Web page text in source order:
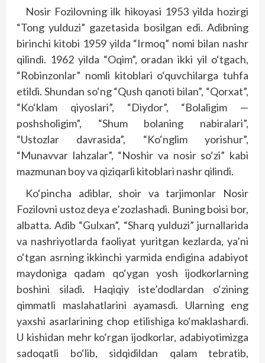
Nosir Fozilovning ilk hikoyasi 1953 yilda hozirgi
“Tong yulduzi” gazetasida bosilgan edi. Adibning
birinchi kitobi 1959 yilda “Irmoq” nomi bilan nashr
qilindi. 1962 yilda “Oqim”, oradan ikki yil o‘tgach,
“Robinzonlar” nomli kitoblari o‘quvchilarga tuhfa
etildi. Shundan so‘ng “Qush qanoti bilan”, “Qorxat”,
“Ko‘klam qiyoslari”, “Diydor”, “Bolaligim —
poshsholigim”, “Shum bolaning nabiralari”,
“Ustozlar davrasida”, “Ko‘nglim yorishur”,
“Munavvar lahzalar”, “Noshir va nosir so‘zi” kabi
mazmunan boy va qiziqarli kitoblari nashr qilindi.
Ko‘pincha adiblar, shoir va tarjimonlar Nosir
Fozilovni ustoz deya e’zozlashadi. Buning boisi bor,
albatta. Adib “Gulxan”, “Sharq yulduzi” jurnallarida
va nashriyotlarda faoliyat yuritgan kezlarda, ya’ni
o‘tgan asrning ikkinchi yarmida endigina adabiyot
maydoniga qadam qo‘ygan yosh ijodkorlarning
boshini siladi. Haqiqiy iste’dodlardan o‘zining
qimmatli maslahatlarini ayamasdi. Ularning eng
yaxshi asarlarining chop etilishiga ko‘maklashardi.
U kishidan mehr ko‘rgan ijodkorlar, adabiyotimizga
sadoqatli bo‘lib, sidqidildan qalam tebratib,